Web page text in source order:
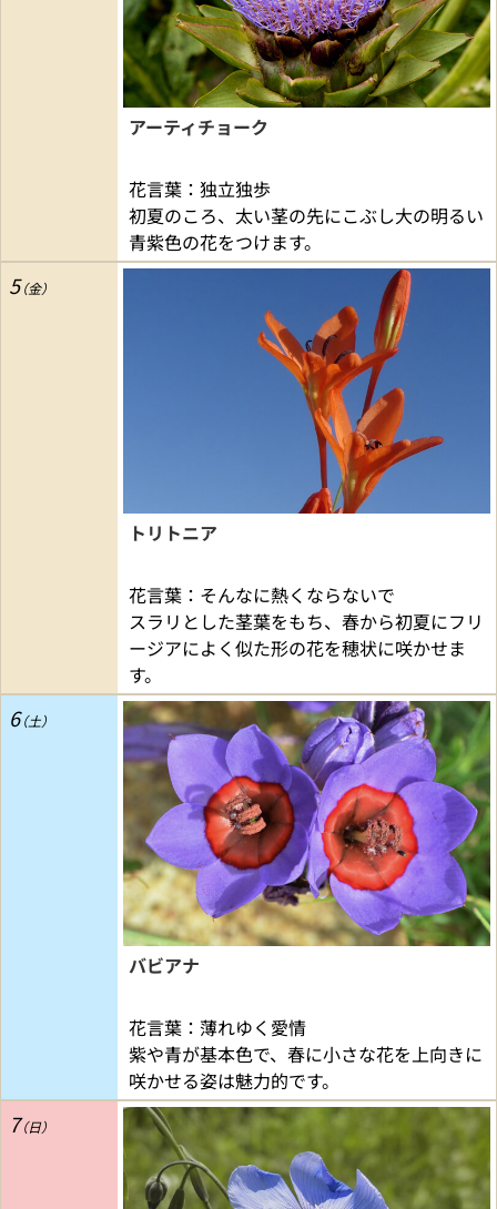
アーティチョーク
花言葉：独立独歩
初夏のころ、太い茎の先にこぶし大の明るい
青紫色の花をつけます。
5
トリトニア
花言葉：そんなに熱くならないで
スラリとした茎葉をもち、春から初夏にフリ
ージアによく似た形の花を穂状に咲かせま
す。
6
バビアナ
花言葉：薄れゆく愛情
紫や青が基本色で、春に小さな花を上向きに
咲かせる姿は魅力的です。
7